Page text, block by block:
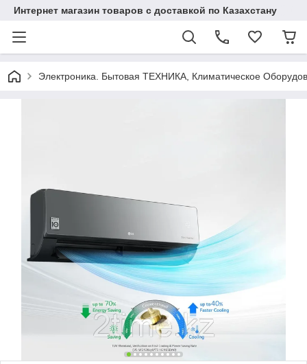
Интернет магазин товаров с доставкой по Казахстану
Электроника. Бытовая ТЕХНИКА, Климатическое